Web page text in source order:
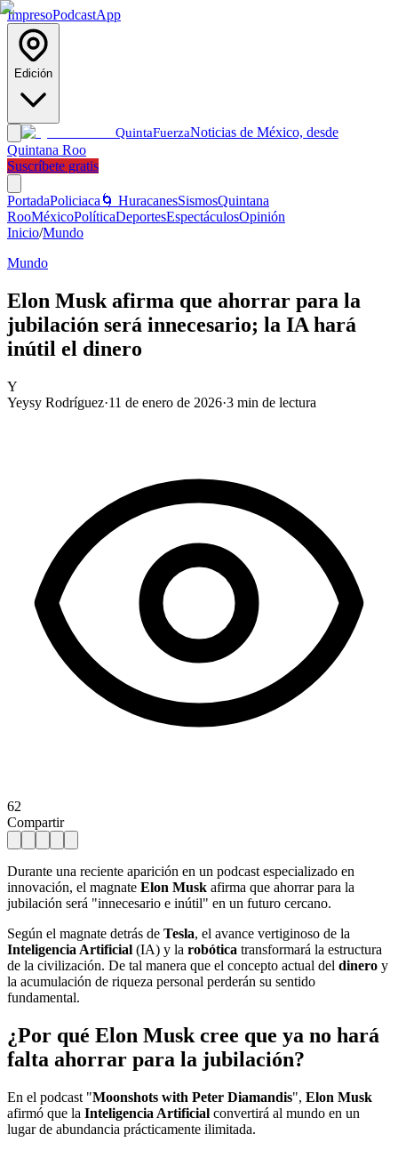
ImpresoPodcastApp
Edición
QuintaFuerzaNoticias de México, desde
Quintana Roo
Suscríbete gratis
PortadaPoliciaca 🌀 HuracanesSismosQuintana
RooMéxicoPolíticaDeportesEspectáculosOpinión
Inicio/Mundo
Mundo
Elon Musk afirma que ahorrar para la
jubilación será innecesario; la IA hará
inútil el dinero
Y
Yeysy Rodríguez·11 de enero de 2026·3 min de lectura
62
Compartir
Durante una reciente aparición en un podcast especializado en
innovación, el magnate Elon Musk afirma que ahorrar para la
jubilación será "innecesario e inútil" en un futuro cercano.
Según el magnate detrás de Tesla, el avance vertiginoso de la
Inteligencia Artificial (IA) y la robótica transformará la estructura
de la civilización. De tal manera que el concepto actual del dinero y
la acumulación de riqueza personal perderán su sentido
fundamental.
¿Por qué Elon Musk cree que ya no hará
falta ahorrar para la jubilación?
En el podcast "Moonshots with Peter Diamandis", Elon Musk
afirmó que la Inteligencia Artificial convertirá al mundo en un
lugar de abundancia prácticamente ilimitada.